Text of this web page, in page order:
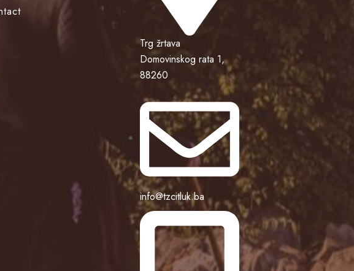
Trg žrtava
Domovinskog rata 1,
88260
info@tzcitluk.ba